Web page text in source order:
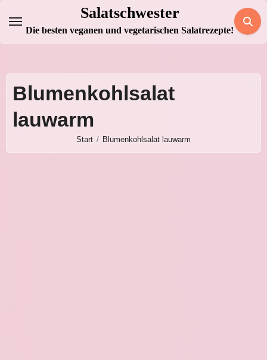
Inhalt
springen
Salatschwester
Die besten veganen und vegetarischen Salatrezepte!
Blumenkohlsalat
lauwarm
Start Blumenkohlsalat lauwarm